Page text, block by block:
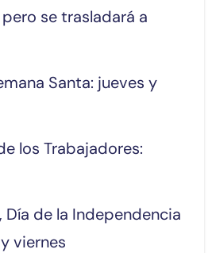
se trasladará a
Santa: jueves y
los Trabajadores:
Día de la Independencia
viernes